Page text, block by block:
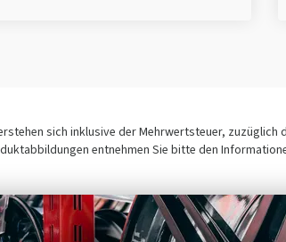
sich inklusive der Mehrwertsteuer,
entnehmen Sie bitte den